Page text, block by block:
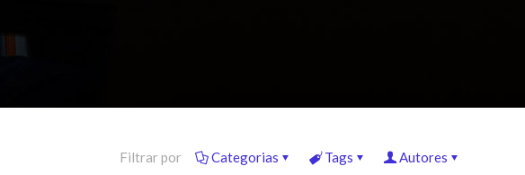
Filtrar por Categorias Tags Autores